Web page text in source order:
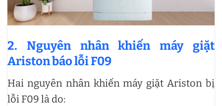
2. Nguyên nhân khiến máy giặt
Ariston báo lỗi F09
Hai nguyên nhân khiến máy giặt Ariston bị
lỗi F09 là do: